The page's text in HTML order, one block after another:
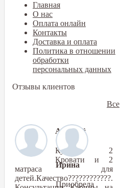
Главная
О нас
Оплата онлайн
Контакты
Доставка и оплата
Политика в отношении
обработки
персональных данных
Отзывы клиентов
Алексей
Купили 2
Кровати и 2
матраса для
детей.Качество????????????.
Ирина
Приобрела
Все